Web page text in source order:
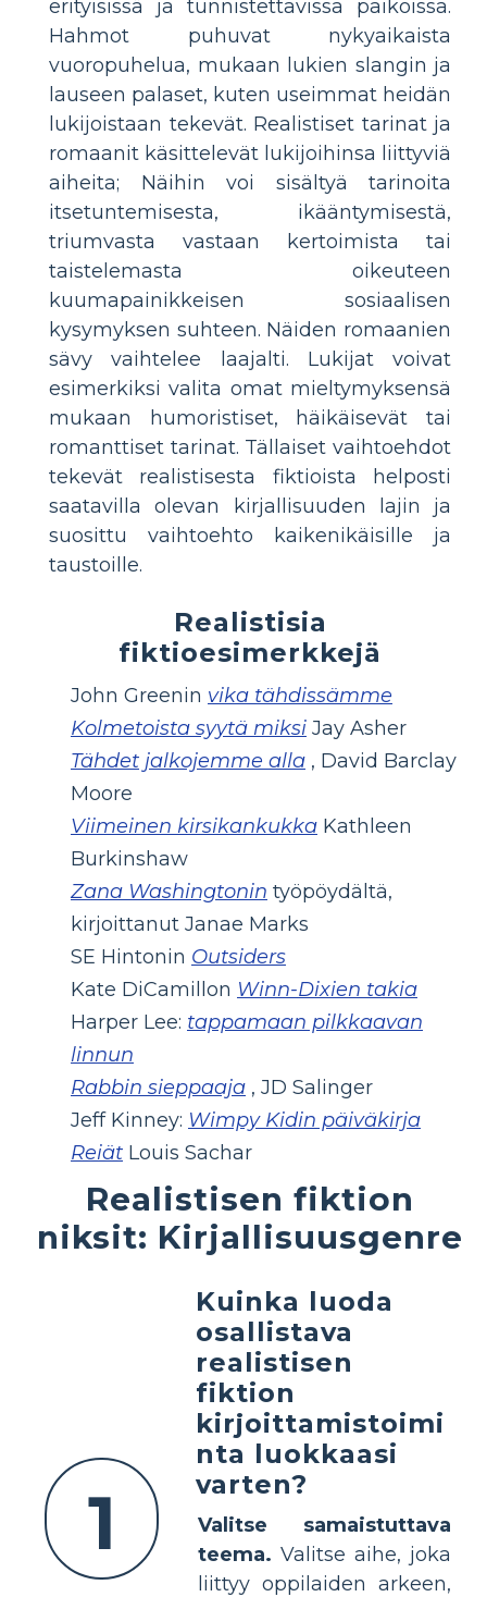
erityisissä ja tunnistettavissa paikoissa.
Hahmot puhuvat nykyaikaista
vuoropuhelua, mukaan lukien slangin ja
lauseen palaset, kuten useimmat heidän
lukijoistaan ​​tekevät. Realistiset tarinat ja
romaanit käsittelevät lukijoihinsa liittyviä
aiheita; Näihin voi sisältyä tarinoita
itsetuntemisesta, ikääntymisestä,
triumvasta vastaan ​​kertoimista tai
taistelemasta oikeuteen
kuumapainikkeisen sosiaalisen
kysymyksen suhteen. Näiden romaanien
sävy vaihtelee laajalti. Lukijat voivat
esimerkiksi valita omat mieltymyksensä
mukaan humoristiset, häikäisevät tai
romanttiset tarinat. Tällaiset vaihtoehdot
tekevät realistisesta fiktioista helposti
saatavilla olevan kirjallisuuden lajin ja
suosittu vaihtoehto kaikenikäisille ja
taustoille.
Realistisia
fiktioesimerkkejä
John Greenin vika tähdissämme
Kolmetoista syytä miksi Jay Asher
Tähdet jalkojemme alla , David Barclay
Moore
Viimeinen kirsikankukka Kathleen
Burkinshaw
Zana Washingtonin työpöydältä,
kirjoittanut Janae Marks
SE Hintonin Outsiders
Kate DiCamillon Winn-Dixien takia
Harper Lee: tappamaan pilkkaavan
linnun
Rabbin sieppaaja , JD Salinger
Jeff Kinney: Wimpy Kidin päiväkirja
Reiät Louis Sachar
Realistisen fiktion
niksit: Kirjallisuusgenre
1
Kuinka luoda
osallistava
realistisen
fiktion
kirjoittamistoimi
nta luokkaasi
varten?
Valitse samaistuttava
teema. Valitse aihe, joka
liittyy oppilaiden arkeen,